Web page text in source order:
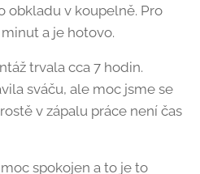
obkladu v koupelně. Pro
a je hotovo.
trvala cca 7 hodin.
sváču, ale moc jsme se
v zápalu práce není čas
spokojen a to je to